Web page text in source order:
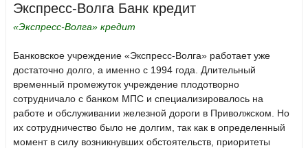
Экспресс-Волга Банк кредит
«Экспресс-Волга» кредит
Банковское учреждение «Экспресс-Волга» работает уже
достаточно долго, а именно с 1994 года. Длительный
временный промежуток учреждение плодотворно
сотрудничало с банком МПС и специализировалось на
работе и обслуживании железной дороги в Приволжском. Но
их сотрудничество было не долгим, так как в определенный
момент в силу возникнувших обстоятельств, приоритеты